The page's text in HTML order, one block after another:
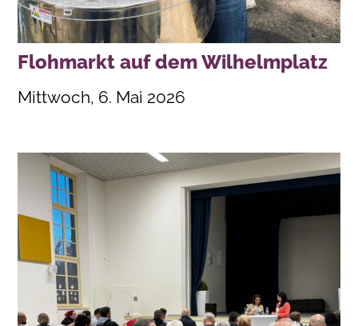
Flohmarkt auf dem Wilhelmplatz
Mittwoch, 6. Mai 2026